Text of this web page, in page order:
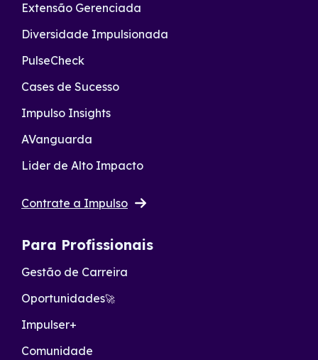
Extensão Gerenciada
Diversidade Impulsionada
PulseCheck
Cases de Sucesso
Impulso Insights
AVanguarda
Lider de Alto Impacto
Contrate a Impulso
Para Profissionais
Gestão de Carreira
Oportunidades🚀
Impulser+
Comunidade